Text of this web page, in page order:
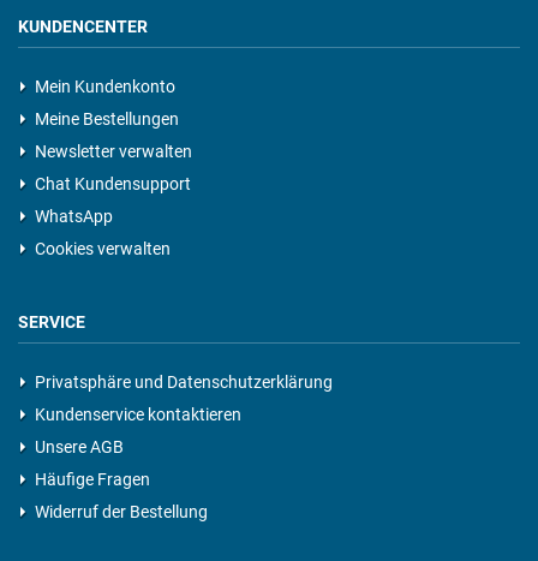
KUNDENCENTER
Mein Kundenkonto
Meine Bestellungen
Newsletter verwalten
Chat Kundensupport
WhatsApp
Cookies verwalten
SERVICE
Privatsphäre und Datenschutzerklärung
Kundenservice kontaktieren
Unsere AGB
Häufige Fragen
Widerruf der Bestellung